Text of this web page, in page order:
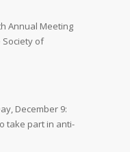
Annual Meeting
Society of
December 9:
take part in anti-